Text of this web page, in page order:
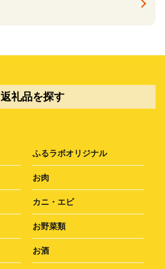
返礼品を探す
ふるラボオリジナル
お肉
カニ・エビ
お野菜類
お酒